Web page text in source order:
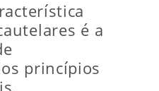
é a
princípios